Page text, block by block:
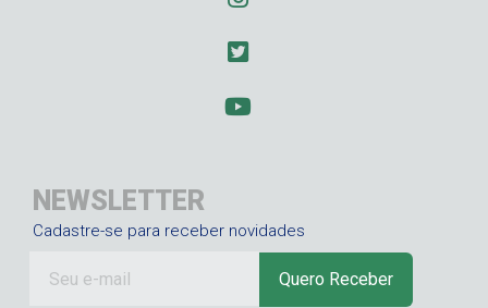
NEWSLETTER
Cadastre-se para receber novidades